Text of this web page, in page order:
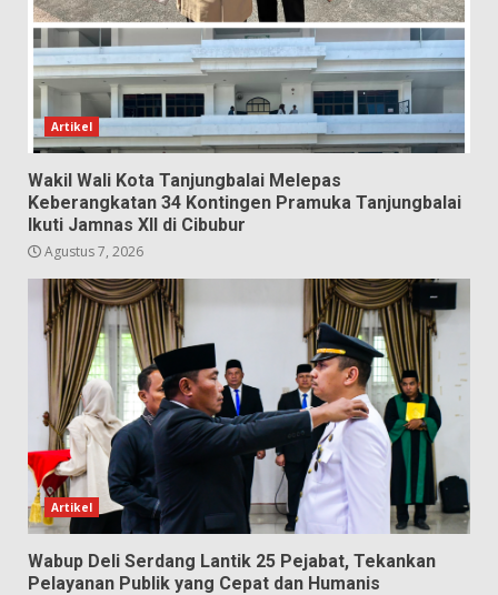
Artikel
Wakil Wali Kota Tanjungbalai Melepas
Keberangkatan 34 Kontingen Pramuka Tanjungbalai
Ikuti Jamnas XII di Cibubur
Agustus 7, 2026
Artikel
Wabup Deli Serdang Lantik 25 Pejabat, Tekankan
Pelayanan Publik yang Cepat dan Humanis